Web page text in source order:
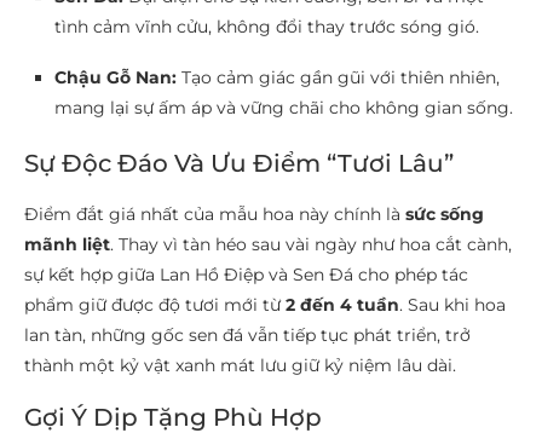
tình cảm vĩnh cửu, không đổi thay trước sóng gió.
Chậu Gỗ Nan: Tạo cảm giác gần gũi với thiên nhiên,
mang lại sự ấm áp và vững chãi cho không gian sống.
Sự Độc Đáo Và Ưu Điểm “Tươi Lâu”
Điểm đắt giá nhất của mẫu hoa này chính là sức sống
mãnh liệt. Thay vì tàn héo sau vài ngày như hoa cắt cành,
sự kết hợp giữa Lan Hồ Điệp và Sen Đá cho phép tác
phẩm giữ được độ tươi mới từ2 đến 4 tuần. Sau khi hoa
lan tàn, những gốc sen đá vẫn tiếp tục phát triển, trở
thành một kỷ vật xanh mát lưu giữ kỷ niệm lâu dài.
Gợi Ý Dịp Tặng Phù Hợp